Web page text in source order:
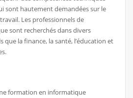
sont hautement demandées sur le
Les professionnels de
sont recherchés dans divers
que la finance, la santé, l’éducation et
formation en informatique